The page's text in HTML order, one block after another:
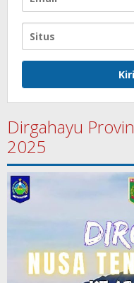
Dirgahayu
2025